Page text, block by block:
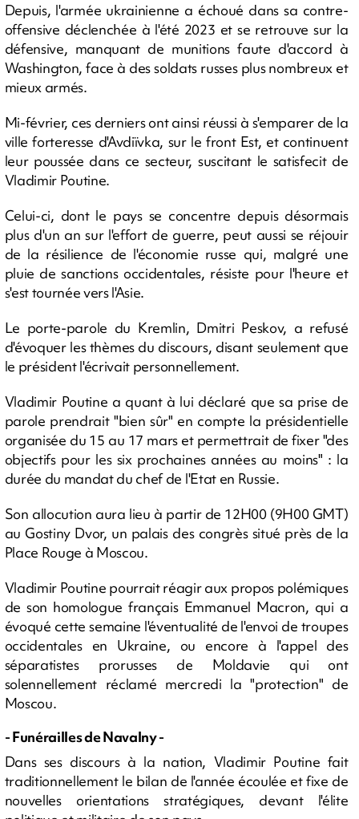
Depuis, l'armée ukrainienne a échoué dans sa contre-
offensive déclenchée à l'été 2023 et se retrouve sur la
défensive, manquant de munitions faute d'accord à
Washington, face à des soldats russes plus nombreux et
mieux armés.
Mi-février, ces derniers ont ainsi réussi à s'emparer de la
ville forteresse d'Avdiïvka, sur le front Est, et continuent
leur poussée dans ce secteur, suscitant le satisfecit de
Vladimir Poutine.
Celui-ci, dont le pays se concentre depuis désormais
plus d'un an sur l'effort de guerre, peut aussi se réjouir
de la résilience de l'économie russe qui, malgré une
pluie de sanctions occidentales, résiste pour l'heure et
s'est tournée vers l'Asie.
Le porte-parole du Kremlin, Dmitri Peskov, a refusé
d'évoquer les thèmes du discours, disant seulement que
le président l'écrivait personnellement.
Vladimir Poutine a quant à lui déclaré que sa prise de
parole prendrait "bien sûr" en compte la présidentielle
organisée du 15 au 17 mars et permettrait de fixer "des
objectifs pour les six prochaines années au moins" : la
durée du mandat du chef de l'Etat en Russie.
Son allocution aura lieu à partir de 12H00 (9H00 GMT)
au Gostiny Dvor, un palais des congrès situé près de la
Place Rouge à Moscou.
Vladimir Poutine pourrait réagir aux propos polémiques
de son homologue français Emmanuel Macron, qui a
évoqué cette semaine l'éventualité de l'envoi de troupes
occidentales en Ukraine, ou encore à l'appel des
séparatistes prorusses de Moldavie qui ont
solennellement réclamé mercredi la "protection" de
Moscou.
- Funérailles de Navalny -
Dans ses discours à la nation, Vladimir Poutine fait
traditionnellement le bilan de l'année écoulée et fixe de
nouvelles orientations stratégiques, devant l'élite